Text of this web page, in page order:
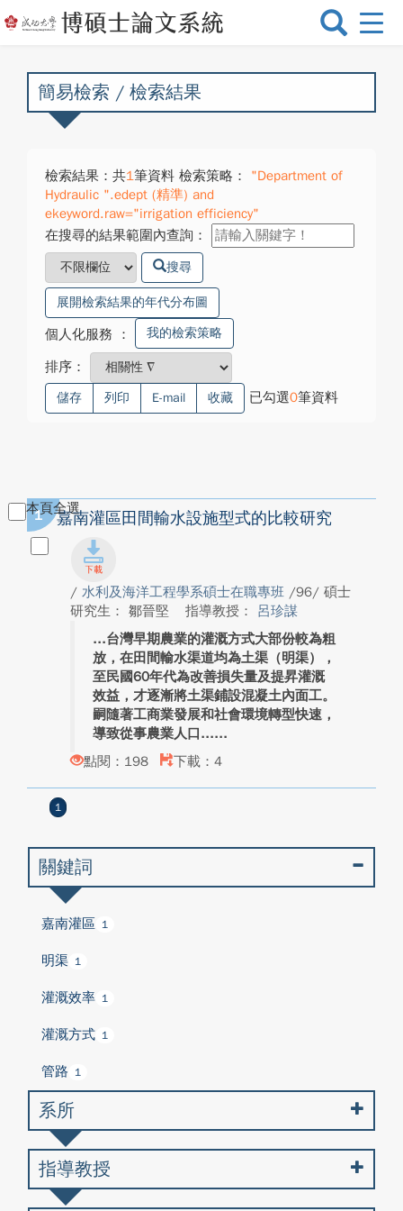
選
換
簡易檢索 / 檢索結果
檢索結果：共1筆資料 檢索策略：
"Department of
Hydraulic ".edept (精準) and
ekeyword.raw="irrigation efficiency"
在搜尋的結果範圍內查詢：
搜尋
展開檢索結果的年代分布圖
個人化服務 ： 我的檢索策略
排序：
儲存 列印 E-mail 收藏 已勾選0筆資料
本頁全選
1 嘉南灌區田間輸水設施型式的比較研究
/ 水利及海洋工程學系碩士在職專班 /96/ 碩士
研究生： 鄒晉堅
指導教授： 呂珍謀
台灣早期農業的灌溉方式大部份較為粗
放，在田間輸水渠道均為土渠（明渠），
至民國60年代為改善損失量及提昇灌溉
效益，才逐漸將土渠鋪設混凝土內面工。
嗣隨著工商業發展和社會環境轉型快速，
導致從事農業人口...
點閱：198
下載：4
1
關鍵詞
嘉南灌區 1
明渠 1
灌溉效率 1
灌溉方式 1
管路 1
系所
指導教授